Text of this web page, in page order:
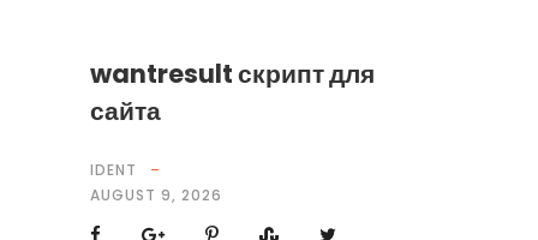
wantresult скрипт для
сайта
IDENT
AUGUST 9, 2026